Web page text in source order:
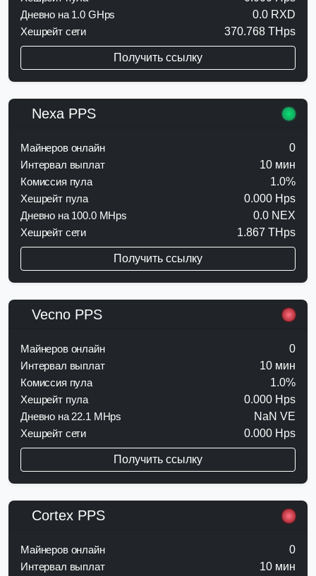
Дневно на 1.0 GHps
0.0 RXD
Хешрейт сети
370.768 THps
Получить ссылку
Nexa PPS
Майнеров онлайн
0
Интервал выплат
10 мин
Комиссия пула
1.0%
Хешрейт пула
0.000 Hps
Дневно на 100.0 MHps
0.0 NEX
Хешрейт сети
1.867 THps
Получить ссылку
Vecno PPS
Майнеров онлайн
0
Интервал выплат
10 мин
Комиссия пула
1.0%
Хешрейт пула
0.000 Hps
Дневно на 22.1 MHps
NaN VE
Хешрейт сети
0.000 Hps
Получить ссылку
Cortex PPS
Майнеров онлайн
0
Интервал выплат
10 мин